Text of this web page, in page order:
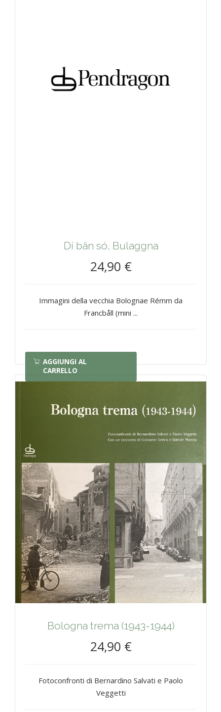
Dí bän só, Bulaggna
24,90 €
Immagini della vecchia Bolognae Rémm da
Francbåll (mini ...
AGGIUNGI AL
CARRELLO
Bologna trema (1943-1944)
24,90 €
Fotoconfronti di Bernardino Salvati e Paolo
Veggetti